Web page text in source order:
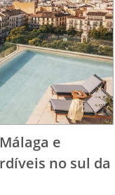
e
no sul da